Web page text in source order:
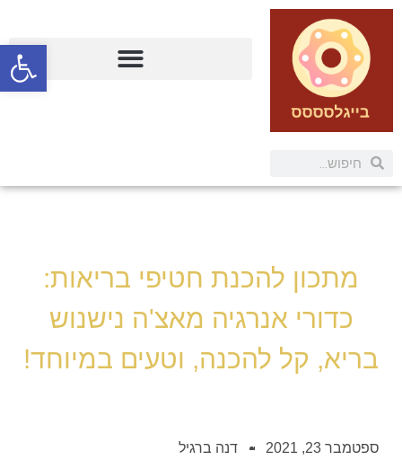
מתכון להכנת חטיפי בריאות:
כדורי אנרגיה מאצ'ה נישנוש
בריא, קל להכנה, וטעים במיוחד!
ספטמבר 23, 2021 דנה ברגיל